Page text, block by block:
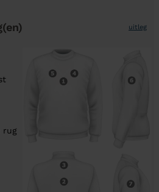
uitleg
rug